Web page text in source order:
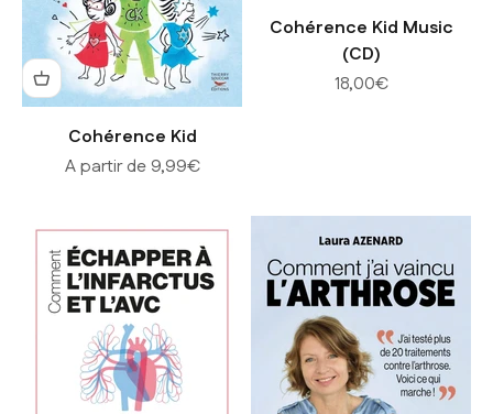
Cohérence Kid
Prix de vente
A partir de 9,99€
Cohérence Kid Music
(CD)
Prix de vente
18,00€